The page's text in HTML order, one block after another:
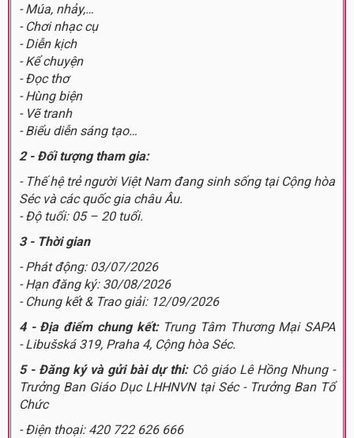
- Múa, nhảy,…
- Chơi nhạc cụ
- Diễn kịch
- Kể chuyện
- Đọc thơ
- Hùng biện
- Vẽ tranh
- Biểu diễn sáng tạo…
2 - Đối tượng tham gia:
- Thế hệ trẻ người Việt Nam đang sinh sống tại Cộng hòa
Séc và các quốc gia châu Âu.
- Độ tuổi: 05 – 20 tuổi.
3 - Thời gian
- Phát động: 03/07/2026
- Hạn đăng ký: 30/08/2026
- Chung kết & Trao giải: 12/09/2026
4 - Địa điểm chung kết: Trung Tâm Thương Mại SAPA
-Libušská 319, Praha 4, Cộng hòa Séc.
5 - Đăng ký và gửi bài dự thi:Cô giáo Lê Hồng Nhung -
Trưởng Ban Giáo Dục LHHNVN tại Séc - Trưởng Ban Tổ
Chức
- Điện thoại: 420 722 626 666